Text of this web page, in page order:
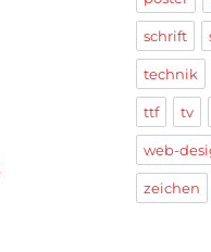
schrift
technik
ttf tv
web-
zeichen